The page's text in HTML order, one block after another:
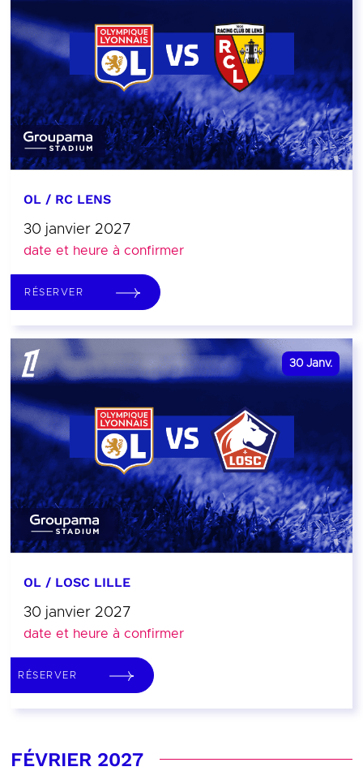
OL / RC LENS
30 janvier 2027
date et heure à confirmer
RÉSERVER
30 Janv.
OL / LOSC LILLE
30 janvier 2027
date et heure à confirmer
RÉSERVER
FÉVRIER 2027